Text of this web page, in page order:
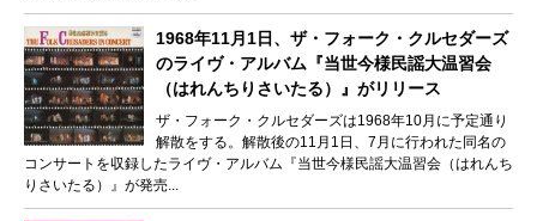
1968年11月1日、ザ・フォーク・クルセダーズ
のライヴ・アルバム『当世今様民謡大温習会
（はれんちりさいたる）』がリリース
ザ・フォーク・クルセダーズは1968年10月に予定通り
解散をする。解散後の11月1日、7月に行われた同名の
コンサートを収録したライヴ・アルバム『当世今様民謡大温習会（はれんち
りさいたる）』が発売...